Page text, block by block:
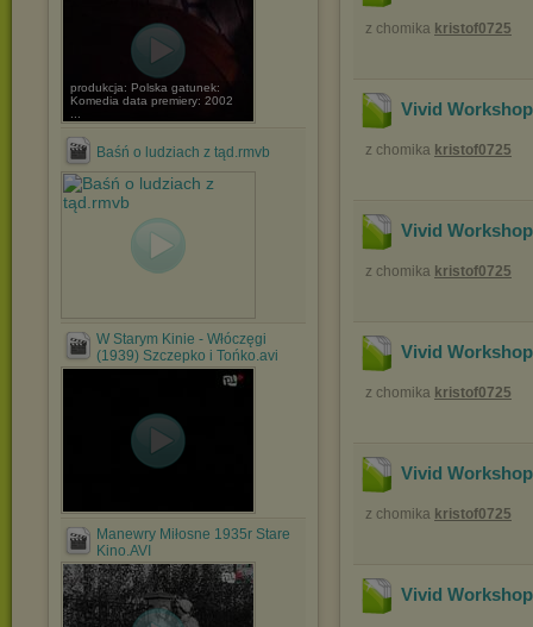
produkcja: Polska gatunek:
Komedia data premiery: 2002
Baśń o ludziach z tąd.rmvb
W Starym Kinie - Włóczęgi
(1939) Szczepko i Tońko.avi
Manewry Miłosne 1935r Stare
Kino.AVI
z chomika kristof0725
Vivid
z chomika kristof0725
Vivid
z chomika kristof0725
Vivid
z chomika kristof0725
Vivid
z chomika kristof0725
Vivid